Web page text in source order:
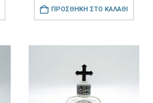
ΠΡΟΣΘΉΚΗ ΣΤΟ ΚΑΛΆΘΙ